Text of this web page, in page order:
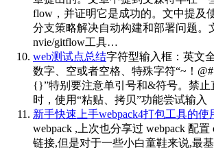
flow，并证明它是成功的。文中提及
分支策略解决自动构建和部署问题。
nvie/gitflow工具…
web测试点总结字符型输入框：英文
数字、空或者空格、特殊字符“~！
{}”特别要注意单引号和&符号。禁止
时，使用“粘贴、拷贝”功能尝试输入
新手快速上手webpack4打包工具的使
webpack ,上次也分享过 webpack 配置
链接,但是对于一些小白童鞋来说,最